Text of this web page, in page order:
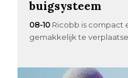
buigsysteem
08-10 Ricobb is compact
gemakkelijk te